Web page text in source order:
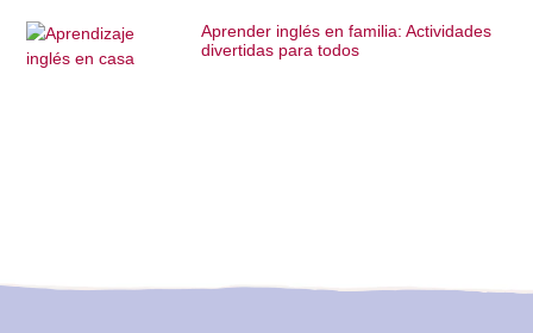
Aprender inglés en familia: Actividades
divertidas para todos